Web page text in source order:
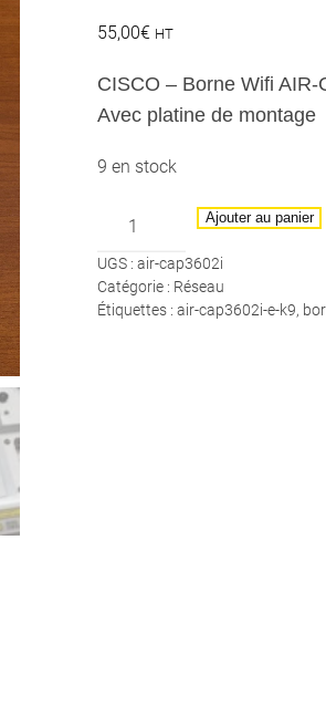
55,00€ HT
CISCO – Borne Wifi AIR-
Avec platine de montage
9 en stock
quantité
CISCO
-
Borne
Ajouter au panier
UGS : air-cap3602i
Catégorie : Réseau
Étiquettes : air-cap3602i-e-k9,